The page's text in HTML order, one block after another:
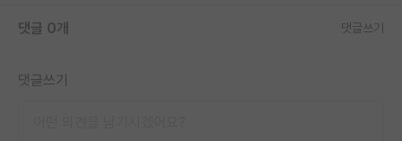
장학금/장학생 게시판
댓글 0개 댓글쓰기
댓글쓰기